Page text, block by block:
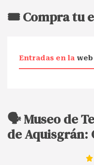
🎟️ Compra tu
Entradas en la
🗣️ Museo de
de Aquisgrán: